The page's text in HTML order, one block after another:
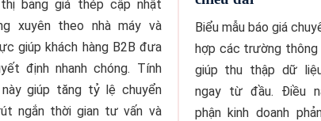
bảng giá thép cập nhật
xuyên theo nhà máy và
giúp khách hàng B2B đưa
định nhanh chóng. Tính
này giúp tăng tỷ lệ chuyển
ngắn thời gian tư vấn và
Biểu mẫu báo giá
hợp các trường
giúp thu thập dữ
ngay từ đầu. Điều
phận kinh doanh